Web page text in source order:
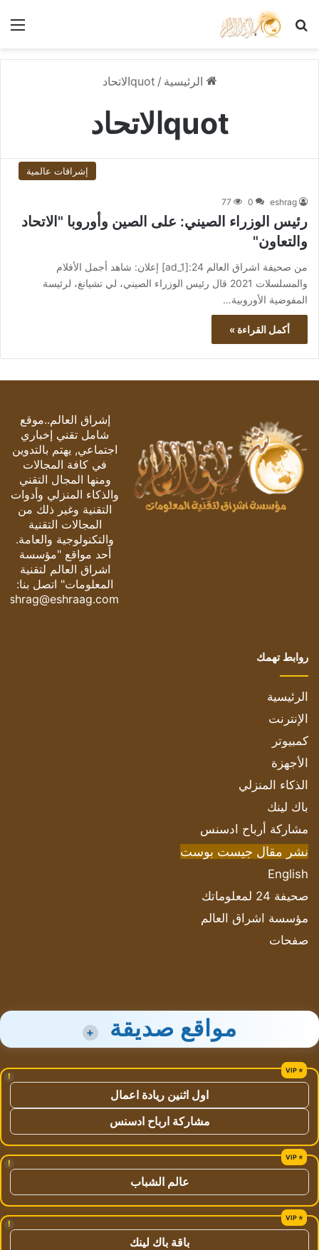
بحث عن
الرئيسية / quotالاتحاد
quotالاتحاد
إشراقات عالمية
eshrag
0
77
رئيس الوزراء الصيني: على الصين وأوروبا "الاتحاد
والتعاون"
من صحيفة اشراق العالم 24:[ad_1] إعلان: شاهد أجمل الأفلام
والمسلسلات 2021 قال رئيس الوزراء الصيني، لي تشيانغ، لرئيسة
المفوضية الأوروبية…
أكمل القراءة »
إشراق العالم..موقع
شامل تقني إخباري
اجتماعي, يهتم بالتدوين
في كافة المجالات
ومنها المجال التقني
والذكاء المنزلي وأدوات
التقنية وغير ذلك من
المجالات التقنية
والتكنولوجية والعامة.
أحد مواقع "مؤسسة
اشراق العالم لتقنية
المعلومات" اتصل بنا:
eshrag@eshraag.com
روابط تهمك
الرئيسية
الإنترنت
كمبيوتر
الأجهزة
الذكاء المنزلي
باك لينك
مشاركة أرباح ادسنس
نشر مقال جيست بوست
English
صحيفة 24 لمعلوماتك
مؤسسة اشراق العالم
صفحات
مواقع صديقة +
!
اول اثنين ريادة اعمال
مشاركة ارباح ادسنس
!
عالم الشباب
!
باقة باك لينك